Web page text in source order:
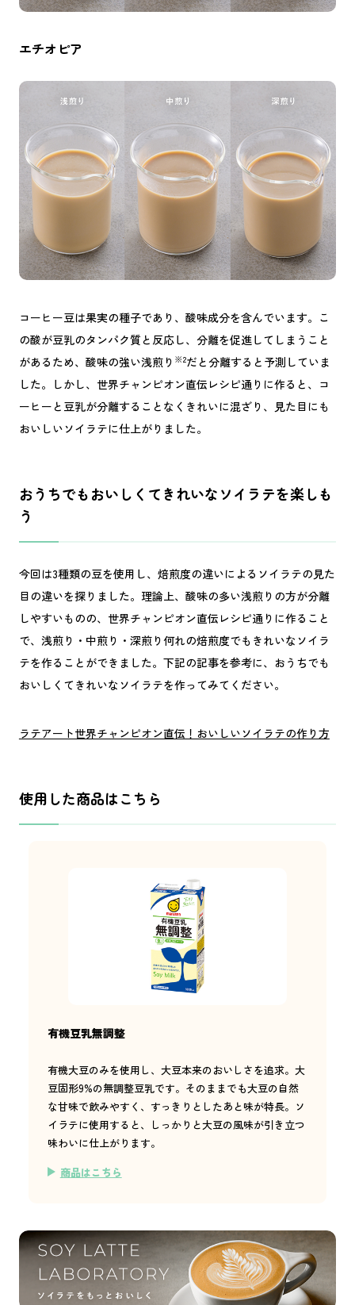
エチオピア
コーヒー豆は果実の種子であり、酸味成分を含んでいます。こ
の酸が豆乳のタンパク質と反応し、分離を促進してしまうこと
があるため、酸味の強い浅煎り ※2だと分離すると予測していま
した。しかし、世界チャンピオン直伝レシピ通りに作ると、コ
ーヒーと豆乳が分離することなくきれいに混ざり、見た目にも
おいしいソイラテに仕上がりました。
おうちでもおいしくてきれいなソイラテを楽しも
う
今回は3種類の豆を使用し、焙煎度の違いによるソイラテの見た
目の違いを探りました。理論上、酸味の多い浅煎りの方が分離
しやすいものの、世界チャンピオン直伝レシピ通りに作ること
で、浅煎り・中煎り・深煎り何れの焙煎度でもきれいなソイラ
テを作ることができました。下記の記事を参考に、おうちでも
おいしくてきれいなソイラテを作ってみてください。
ラテアート世界チャンピオン直伝！おいしいソイラテの作り方
使用した商品はこちら
有機豆乳無調整
有機大豆のみを使用し、大豆本来のおいしさを追求。大
豆固形9%の無調整豆乳です。そのままでも大豆の自然
な甘味で飲みやすく、すっきりとしたあと味が特長。ソ
イラテに使用すると、しっかりと大豆の風味が引き立つ
味わいに仕上がります。
商品はこちら